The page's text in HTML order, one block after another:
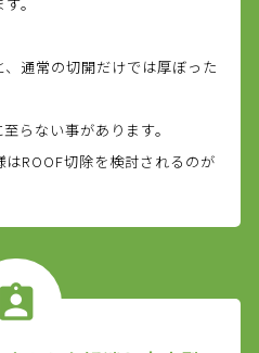
通常の切開だけでは厚ぼった
らない事があります。
ROOF切除を検討されるのが